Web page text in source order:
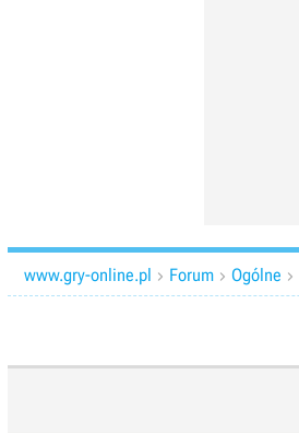
www.gry-online.pl  Forum  Ogólne 